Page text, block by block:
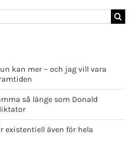
kan mer – och jag vill vara
så länge som Donald
existentiell även för hela